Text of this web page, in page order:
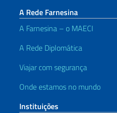
A Rede Farnesina
A Farnesina – o MAECI
A Rede Diplomática
Viajar com segurança
Onde estamos no mundo
Instituições